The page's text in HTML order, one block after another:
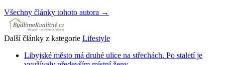
Všechny články tohoto autora →
Další články z kategorie Lifestyle
Libyjské město má druhé ulice na střechách. Po staletí je